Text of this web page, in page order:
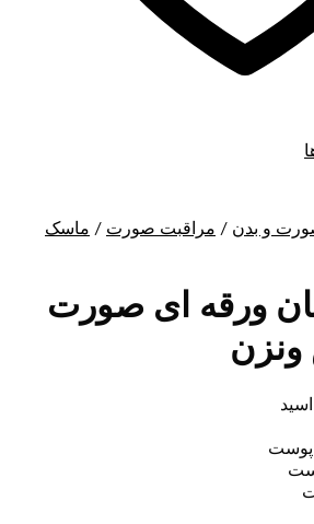
و بدن / مراقبت صورت / ماسک
ورقه ای صورت